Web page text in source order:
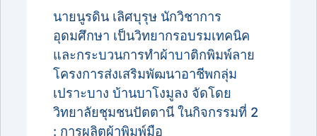
นายนูรดิน เลิศบุรุษ นักวิชาการ
อุดมศึกษา เป็นวิทยากรอบรมเทคนิค
และกระบวนการทำผ้าบาติกพิมพ์ลาย
โครงการส่งเสริมพัฒนาอาชีพกลุ่ม
เปราะบาง บ้านบาโงมูลง จัดโดย
วิทยาลัยชุมชนปัตตานี ในกิจกรรมที่ 2
: การผลิตผ้าพิมพ์มือ